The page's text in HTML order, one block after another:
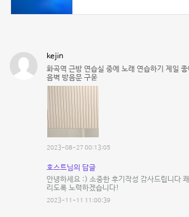
kejin
화곡역 근방 연습실 중에 노래 연습하기 제일
음벽 방음문 구욷
2023-08-27 00:13:05
호스트님의 답글
안녕하세요 :) 소중한 후기작성 감사드립니다
리도록 노력하겠습니다!
2023-11-11 11:00:39